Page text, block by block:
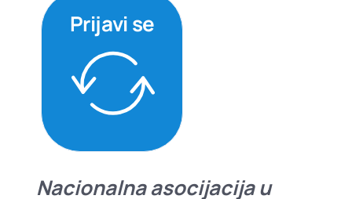
Prijavi se
Nacionalna asocijacija u